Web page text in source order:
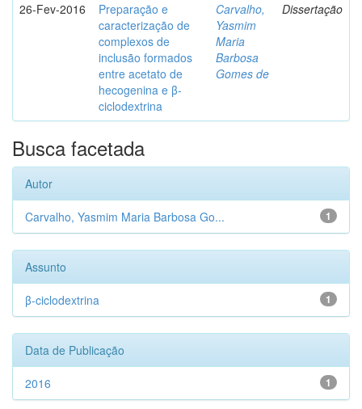
26-Fev-2016
Preparação e
caracterização de
complexos de
inclusão formados
entre acetato de
hecogenina e β-
ciclodextrina
Carvalho,
Yasmim
Maria
Barbosa
Gomes de
Dissertação
Busca facetada
Autor
1
Carvalho, Yasmim Maria Barbosa Go...
Assunto
1
β-ciclodextrina
Data de Publicação
1
2016